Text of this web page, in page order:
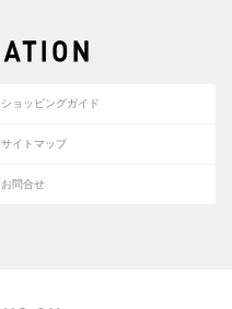
ショッピングガイド
サイトマップ
お問合せ